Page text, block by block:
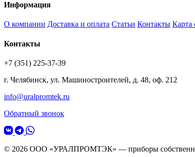
Информация
О компании Доставка и оплата Статьи Контакты Карта
Контакты
+7 (351) 225-37-39
г. Челябинск, ул. Машиностроителей, д. 48, оф. 212
info@uralpromtek.ru
Обратный звонок
© 2026 ООО «УРАЛПРОМТЭК» — приборы